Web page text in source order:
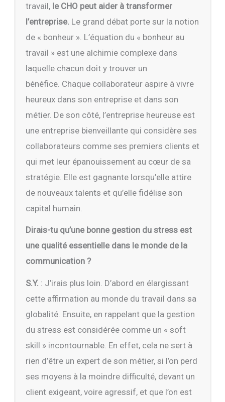
travail, le CHO peut aider à transformer
l’entreprise. Le grand débat porte sur la notion
de « bonheur ». L’équation du « bonheur au
travail » est une alchimie complexe dans
laquelle chacun doit y trouver un
bénéfice. Chaque collaborateur aspire à vivre
heureux dans son entreprise et dans son
métier. De son côté, l’entreprise heureuse est
une entreprise bienveillante qui considère ses
collaborateurs comme ses premiers clients et
qui met leur épanouissement au cœur de sa
stratégie. Elle est gagnante lorsqu’elle attire
de nouveaux talents et qu’elle fidélise son
capital humain.
Dirais-tu qu’une bonne gestion du stress est
une qualité essentielle dans le monde de la
communication ?
S.Y. : J’irais plus loin. D’abord en élargissant
cette affirmation au monde du travail dans sa
globalité. Ensuite, en rappelant que la gestion
du stress est considérée comme un « soft
skill » incontournable. En effet, cela ne sert à
rien d’être un expert de son métier, si l’on perd
ses moyens à la moindre difficulté, devant un
client exigeant, voire agressif, et que l’on est